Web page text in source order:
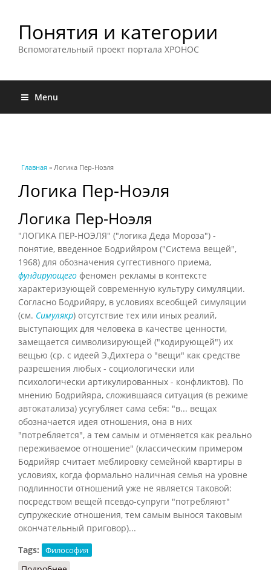
Понятия и категории
Вспомогательный проект портала ХРОНОС
Menu
Вы здесь
Главная » Логика Пер-Ноэля
Логика Пер-Ноэля
Логика Пер-Ноэля
"ЛОГИКА ПЕР-НОЭЛЯ" ("логика Деда Мороза") -
понятие, введенное Бодрийяром ("Система вещей",
1968) для обозначения суггестивного приема,
фундирующего феномен рекламы в контексте
характеризующей современную культуру симуляции.
Согласно Бодрийяру, в условиях всеобщей симуляции
(см. Симулякр) отсутствие тех или иных реалий,
выступающих для человека в качестве ценности,
замещается символизирующей ("кодирующей") их
вещью (ср. с идеей Э.Дихтера о "вещи" как средстве
разрешения любых - социологически или
психологически артикулированных - конфликтов). По
мнению Бодрийяра, сложившаяся ситуация (в режиме
автокатализа) усугубляет сама себя: "в... вещах
обозначается идея отношения, она в них
"потребляется", а тем самым и отменяется как реально
переживаемое отношение" (классическим примером
Бодрийяр считает меблировку семейной квартиры в
условиях, когда формально наличная семья на уровне
подлинности отношений уже не является таковой:
посредством вещей псевдо-супруги "потребляют"
супружеские отношения, тем самым вынося таковым
окончательный приговор)...
Tags:
Философия